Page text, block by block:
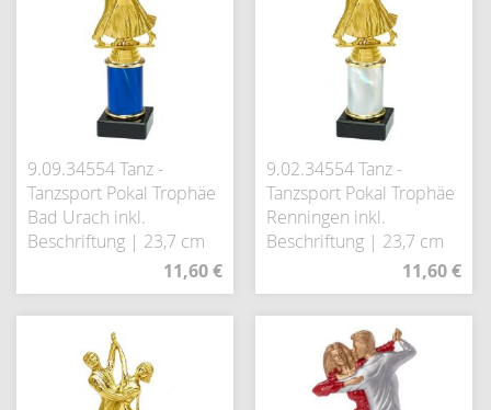
9.09.34554 Tanz -
Tanzsport Pokal Trophäe
Bad Urach inkl.
Beschriftung | 23,7 cm
11,60 €
9.02.34554 Tanz -
Tanzsport Pokal Trophäe
Renningen inkl.
Beschriftung | 23,7 cm
11,60 €